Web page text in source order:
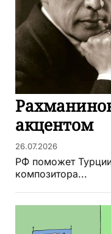
акцентом
26.07.2026
РФ поможет
композитора...